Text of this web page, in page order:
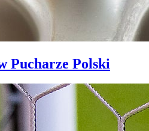
Pucharze Polski